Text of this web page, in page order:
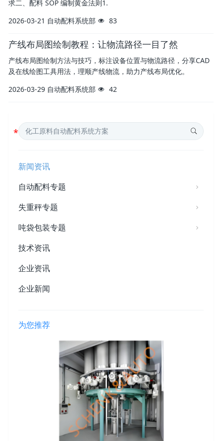
求二、配料 SOP 编制黄金法则1.
2026-03-21 自动配料系统部 83
产线布局图绘制教程：让物流路径一目了然
产线布局图绘制方法与技巧，标注设备位置与物流路径，分享CAD
及在线绘图工具用法，理顺产线物流，助力产线布局优化。
2026-03-29 自动配料系统部 42
新闻资讯
自动配料专题
失重秤专题
吨袋包装专题
技术资讯
企业资讯
企业新闻
为您推荐